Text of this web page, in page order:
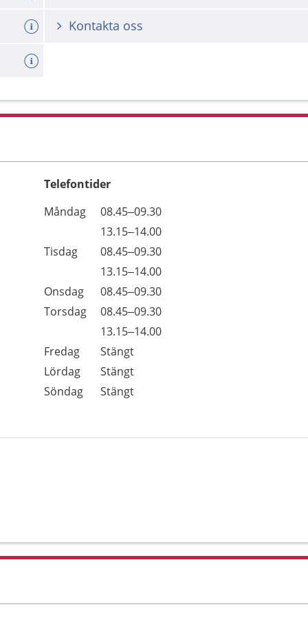
Kontakta oss
Telefontider
Dag
Öppettider
Kommentarer
Måndag
08.45–09.30
13.15–14.00
Tisdag
08.45–09.30
13.15–14.00
Onsdag
08.45–09.30
Torsdag
08.45–09.30
13.15–14.00
Fredag
Stängt
Lördag
Stängt
Söndag
Stängt